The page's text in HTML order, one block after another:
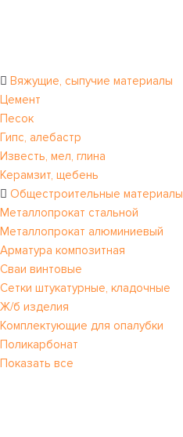
Вяжущие, сыпучие материалы
Цемент
Песок
Гипс, алебастр
Известь, мел, глина
Керамзит, щебень
Общестроительные материалы
Металлопрокат стальной
Металлопрокат алюминиевый
Арматура композитная
Сваи винтовые
Сетки штукатурные, кладочные
Ж/б изделия
Комплектующие для опалубки
Поликарбонат
Показать все